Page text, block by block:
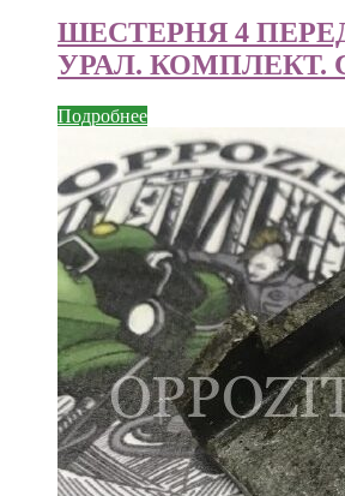
ШЕСТЕРНЯ 4
УРАЛ. КОМПЛЕКТ.
Подробнее